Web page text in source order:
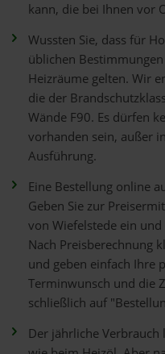
kann, die bei Ihnen vor
Wussten Sie, dass für
üblichen
Heizräume gelten. Wir
die der
Wände F90. Es dürfen
vorhanden sein, außer
Ausführung.
Eine Bestellung online
Geben Sie zur
von Wiefelstede ein
Nach Preisberechnung
und geben einfach Ihre
Terminwunsch und die
schließlich auf
Der jährliche